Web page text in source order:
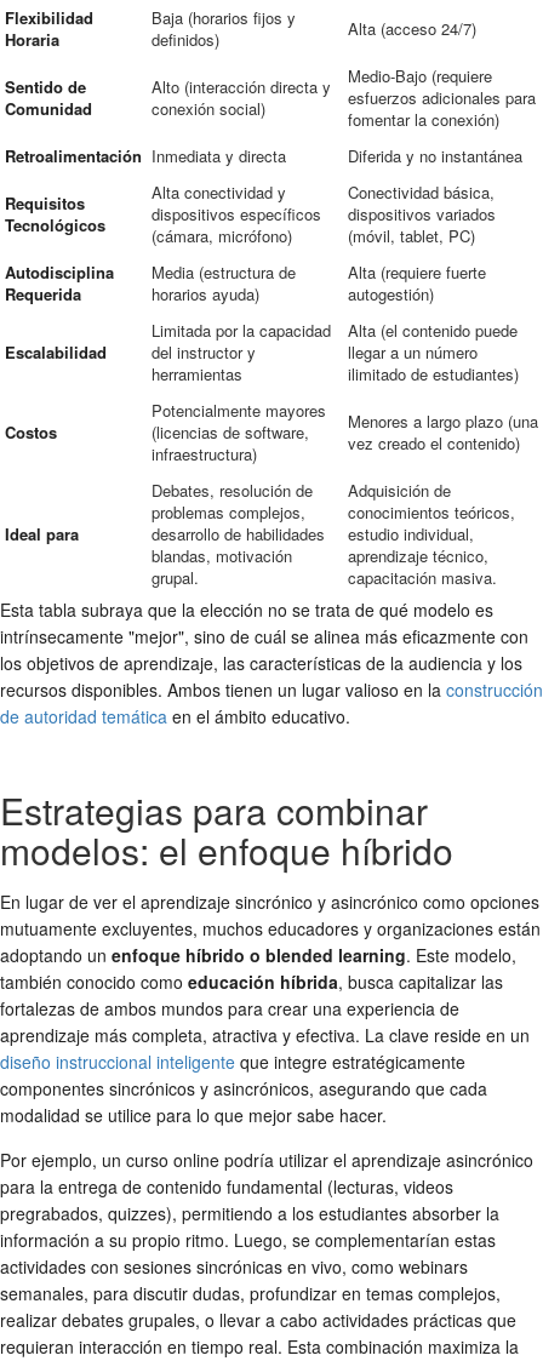
Flexibilidad
Horaria
Baja (horarios fijos y
definidos)
Alta (acceso 24/7)
Sentido de
Comunidad
Alto (interacción directa y
conexión social)
Medio-Bajo (requiere
esfuerzos adicionales para
fomentar la conexión)
Retroalimentación Inmediata y directa Diferida y no instantánea
Requisitos
Tecnológicos
Alta conectividad y
dispositivos específicos
(cámara, micrófono)
Conectividad básica,
dispositivos variados
(móvil, tablet, PC)
Autodisciplina
Requerida
Media (estructura de
horarios ayuda)
Alta (requiere fuerte
autogestión)
Escalabilidad
Limitada por la capacidad
del instructor y
herramientas
Alta (el contenido puede
llegar a un número
ilimitado de estudiantes)
Costos
Potencialmente mayores
(licencias de software,
infraestructura)
Menores a largo plazo (una
vez creado el contenido)
Ideal para
Debates, resolución de
problemas complejos,
desarrollo de habilidades
blandas, motivación
grupal.
Adquisición de
conocimientos teóricos,
estudio individual,
aprendizaje técnico,
capacitación masiva.
Esta tabla subraya que la elección no se trata de qué modelo es
intrínsecamente "mejor", sino de cuál se alinea más eficazmente con
los objetivos de aprendizaje, las características de la audiencia y los
recursos disponibles. Ambos tienen un lugar valioso en la construcción
de autoridad temática en el ámbito educativo.
Estrategias para combinar
modelos: el enfoque híbrido
En lugar de ver el aprendizaje sincrónico y asincrónico como opciones
mutuamente excluyentes, muchos educadores y organizaciones están
adoptando un enfoque híbrido o blended learning. Este modelo,
también conocido como educación híbrida, busca capitalizar las
fortalezas de ambos mundos para crear una experiencia de
aprendizaje más completa, atractiva y efectiva. La clave reside en un
diseño instruccional inteligente que integre estratégicamente
componentes sincrónicos y asincrónicos, asegurando que cada
modalidad se utilice para lo que mejor sabe hacer.
Por ejemplo, un curso online podría utilizar el aprendizaje asincrónico
para la entrega de contenido fundamental (lecturas, videos
pregrabados, quizzes), permitiendo a los estudiantes absorber la
información a su propio ritmo. Luego, se complementarían estas
actividades con sesiones sincrónicas en vivo, como webinars
semanales, para discutir dudas, profundizar en temas complejos,
realizar debates grupales, o llevar a cabo actividades prácticas que
requieran interacción en tiempo real. Esta combinación maximiza la